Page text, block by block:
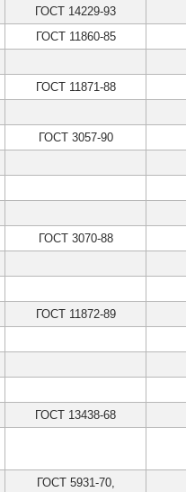
ГОСТ 14229-93
ГОСТ 11860-85
ГОСТ 11871-88
ГОСТ 3057-90
ГОСТ 3070-88
ГОСТ 11872-89
ГОСТ 13438-68
ГОСТ 5931-70,